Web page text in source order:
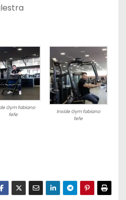
Gym fabiano
fefe
Inside Gym fabiano
fefe